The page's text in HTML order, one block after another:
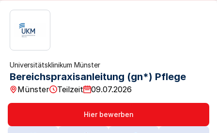
Universitätsklinikum Münster
Bereichspraxisanleitung (gn*) Pflege
Münster Teilzeit 09.07.2026
Hier bewerben